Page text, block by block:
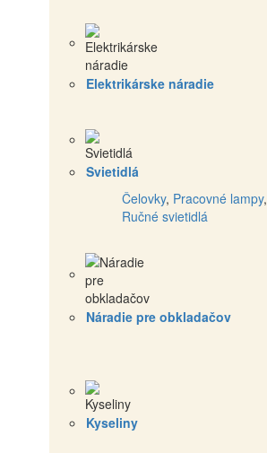
Elektrikárske náradie
Svietidlá
Čelovky, Pracovné lampy,
Ručné svietidlá
Náradie pre obkladačov
Kyseliny